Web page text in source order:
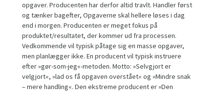
opgaver. Producenten har derfor altid travlt. Handler først
og tænker bagefter, Opgaverne skal hellere løses i dag
end i morgen. Producenten er meget fokus på
produktet/resultatet, der kommer ud fra processen.
Vedkommende vil typisk påtage sig en masse opgaver,
men planlægger ikke. En producent vil typisk instruere
efter »gør-som-jeg«-metoden. Motto: »Selvgjort er
velgjort«, »lad os få opgaven overstået« og »Mindre snak
– mere handling«. Den ekstreme producent er »Den